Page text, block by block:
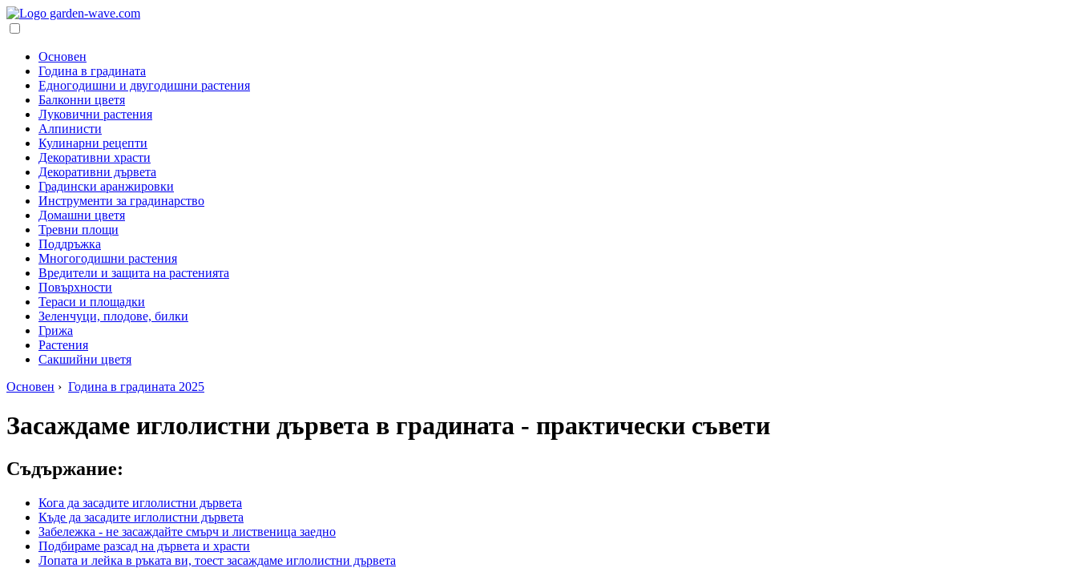
Основен
Година в градината
Едногодишни и двугодишни растения
Балконни цветя
Луковични растения
Алпинисти
Кулинарни рецепти
Декоративни храсти
Декоративни дървета
Градински аранжировки
Инструменти за градинарство
Домашни цветя
Тревни площи
Поддръжка
Многогодишни растения
Вредители и защита на растенията
Повърхности
Тераси и площадки
Зеленчуци, плодове, билки
Грижа
Растения
Сакшийни цветя
Основен › Година в градината 2025
Засаждаме иглолистни дървета в градината - практически съвети
Съдържание:
Кога да засадите иглолистни дървета
Къде да засадите иглолистни дървета
Забележка - не засаждайте смърч и лиственица заедно
Подбираме разсад на дървета и храсти
Лопата и лейка в ръката ви, тоест засаждаме иглолистни дървета